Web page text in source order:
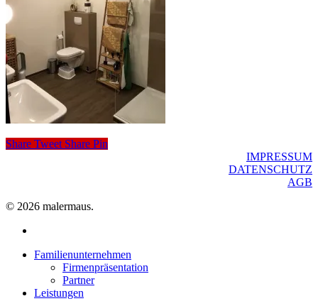
Share Tweet Share Pin
IMPRESSUM
DATENSCHUTZ
AGB
© 2026 malermaus.
Close
Familienunternehmen
Firmenpräsentation
Partner
Leistungen